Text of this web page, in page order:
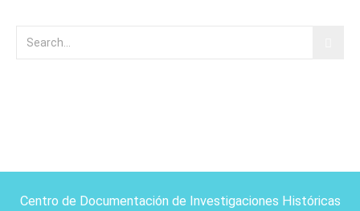
Centro de Documentación de Investigaciones Históricas